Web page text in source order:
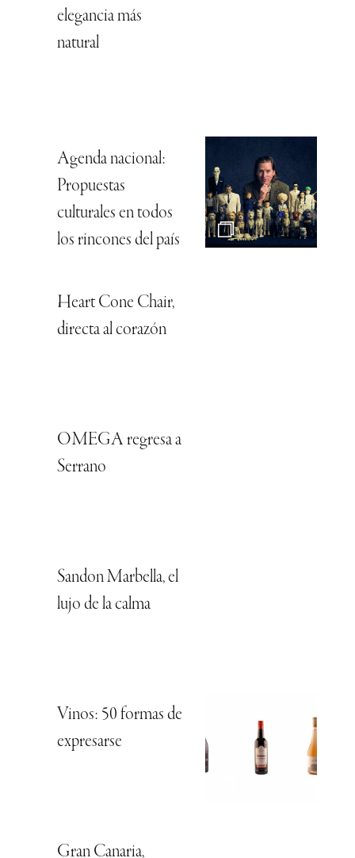
elegancia más
natural
Agenda nacional:
Propuestas
culturales en todos
los rincones del país
Heart Cone Chair,
directa al corazón
OMEGA regresa a
Serrano
Sandon Marbella, el
lujo de la calma
Vinos: 50 formas de
expresarse
Gran Canaria,